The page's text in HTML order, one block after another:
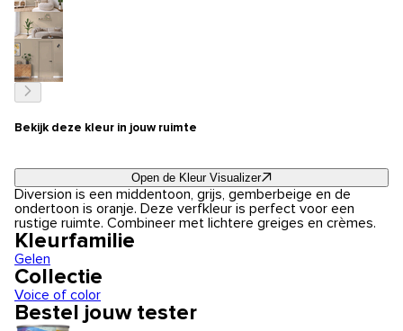
Bekijk deze kleur in jouw ruimte
Open de Kleur Visualizer
Diversion is een middentoon, grijs, gemberbeige en de
ondertoon is oranje. Deze verfkleur is perfect voor een
rustige ruimte. Combineer met lichtere greiges en crèmes.
Kleurfamilie
Gelen
Collectie
Voice of color
Bestel jouw tester